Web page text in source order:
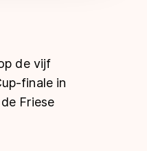
de vijf
finale in
Friese